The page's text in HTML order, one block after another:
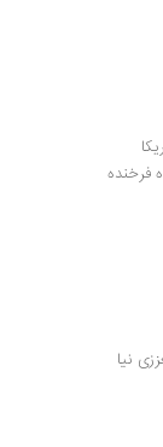
در حاشیه کدبانوهای کهن؛ زن، هنر، ایدئولوژی | سیده فرخنده